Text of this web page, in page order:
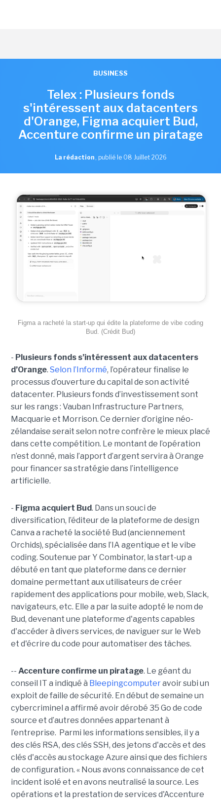
BUSINESS
Telex : Plusieurs fonds
s'intéressent aux datacenters
d'Orange, Figma acquiert Bud,
Accenture confirme un piratage
La rédaction , publié le 08 Juillet 2026
Figma a racheté la start-up qui édite la plateforme de vibe coding
Bud. (Crédit Bud)
- Plusieurs fonds s’intéressent aux datacenters
d’Orange. Selon l’Informé, l’opérateur finalise le
processus d’ouverture du capital de son activité
datacenter. Plusieurs fonds d’investissement sont
sur les rangs : Vauban Infrastructure Partners,
Macquarie et Morrison. Ce dernier d’origine néo-
zélandaise serait selon notre confrère le mieux placé
dans cette compétition. Le montant de l’opération
n’est donné, mais l’apport d’argent servira à Orange
pour financer sa stratégie dans l’intelligence
artificielle.
- Figma acquiert Bud. Dans un souci de
diversification, l’éditeur de la plateforme de design
Canva a racheté la société Bud (anciennement
Orchids), spécialisée dans l’IA agentique et le vibe
coding. Soutenue par Y Combinator, la start-up a
débuté en tant que plateforme dans ce dernier
domaine permettant aux utilisateurs de créer
rapidement des applications pour mobile, web, Slack,
navigateurs, etc. Elle a par la suite adopté le nom de
Bud, devenant une plateforme d'agents capables
d'accéder à divers services, de naviguer sur le Web
et d'écrire du code pour automatiser des tâches.
-- Accenture confirme un piratage. Le géant du
conseil IT a indiqué à Bleepingcomputeravoir subi un
exploit de faille de sécurité. En début de semaine un
cybercriminel a affirmé avoir dérobé 35 Go de code
source et d’autres données appartenant à
l’entreprise. Parmi les informations sensibles, il y a
des clés RSA, des clés SSH, des jetons d'accès et des
clés d'accès au stockage Azure ainsi que des fichiers
de configuration. « Nous avons connaissance de cet
incident isolé et en avons neutralisé la source. Les
opérations et la prestation de services d'Accenture